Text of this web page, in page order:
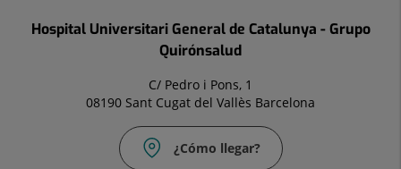
Hospital Universitari General de Catalunya - Grupo
Quirónsalud
C/ Pedro i Pons, 1
08190 Sant Cugat del Vallès Barcelona
¿Cómo llegar?